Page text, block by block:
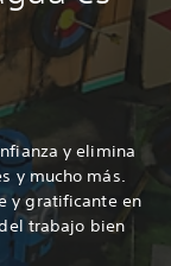
y elimina
y mucho más.
y gratificante en
trabajo bien